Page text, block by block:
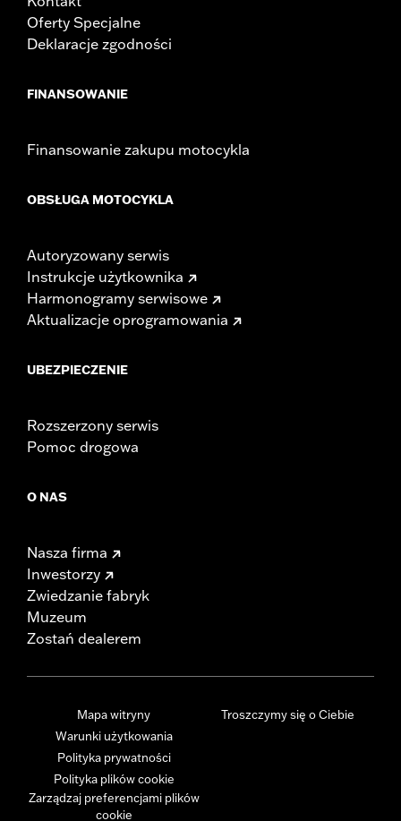
Oferty Specjalne
Deklaracje zgodności
FINANSOWANIE
Finansowanie zakupu motocykla
OBSŁUGA MOTOCYKLA
Autoryzowany serwis
Instrukcje użytkownika
Harmonogramy serwisowe
Aktualizacje oprogramowania
UBEZPIECZENIE
Rozszerzony serwis
Pomoc drogowa
O NAS
Nasza firma
Inwestorzy
Zwiedzanie fabryk
Muzeum
Zostań dealerem
Mapa witryny
Warunki użytkowania
Polityka prywatności
Polityka plików cookie
Zarządzaj preferencjami plików
cookie
Troszczymy się o Ciebie